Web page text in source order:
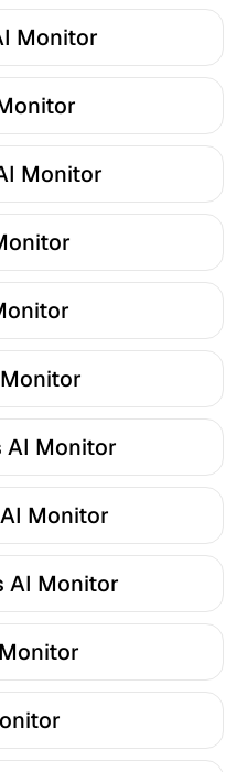
Monitor
Monitor
AI Monitor
Monitor
AI Monitor